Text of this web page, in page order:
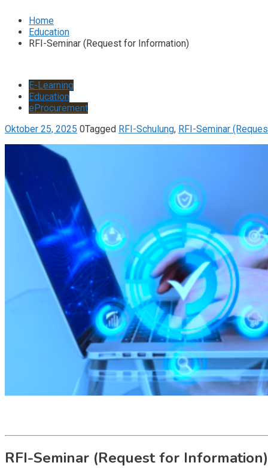
Home
Education
RFI-Seminar (Request for Information)
E-Learning
Education
eProcurement
Oktober 25, 2025 0Tagged RFI-Schulung, RFI-Seminar
RFI-Seminar (Request for Information)